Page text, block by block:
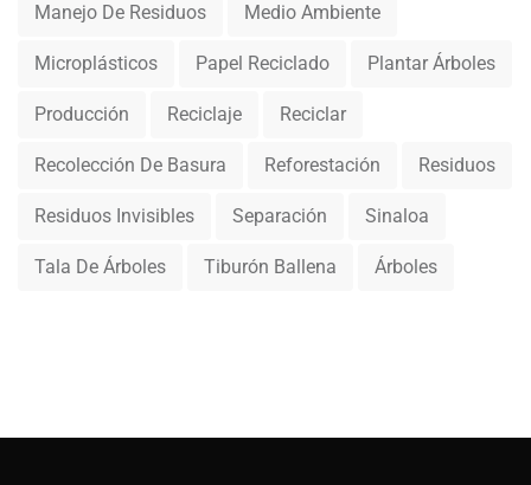
Manejo De Residuos Medio Ambiente
Microplásticos Papel Reciclado Plantar Árboles
Producción Reciclaje Reciclar
Recolección De Basura Reforestación Residuos
Residuos Invisibles Separación Sinaloa
Tala De Árboles Tiburón Ballena Árboles